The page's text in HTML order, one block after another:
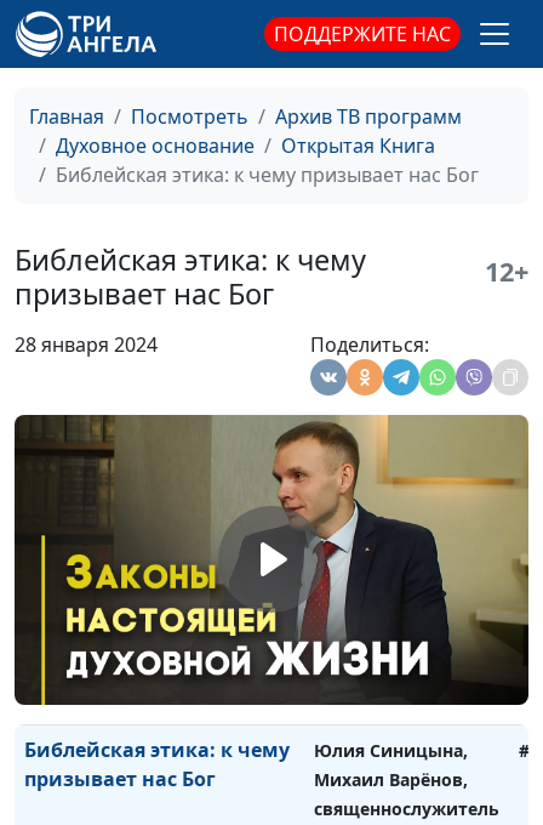
ПОДДЕРЖИТЕ НАС
Главная Посмотреть
Архив ТВ программ
Духовное основание
Открытая Книга
Библейская этика: к чему призывает нас Бог
Библейская этика: к чему
призывает нас Бог
12+
28 января 2024 Поделиться:
Сергей Долматов,
священнослужитель
Сергей Долматов,
священнослужитель
священнослужитель
Жатва в Библии: значения и
смыслы
Сергей Долматов,
священнослужитель
Зачем и за что воздавать
благодарность Богу
Юлия Синицына,
Михаил Варёнов,
священнослужитель
Кому доверять — врачам
или Богу
Юлия Синицына,
Михаил Варёнов,
священнослужитель
Жизнь христианина «здесь
и сейчас»
Юлия Синицына,
Михаил Варёнов,
священнослужитель
Библейская этика: к чему
призывает нас Бог
Юлия Синицына,
Михаил Варёнов,
священнослужитель